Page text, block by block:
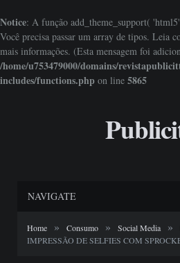
Notice: A função add_theme_support(
Você precisa passar um array de tipos. Leia
mais informações. (Esta mensagem foi
/home/u753479000/domains/
includes/functions.php on line 5865
NAVIGATE
Home » Consumo » Social Media »
IMPRESSÃO DE SELFIES COM